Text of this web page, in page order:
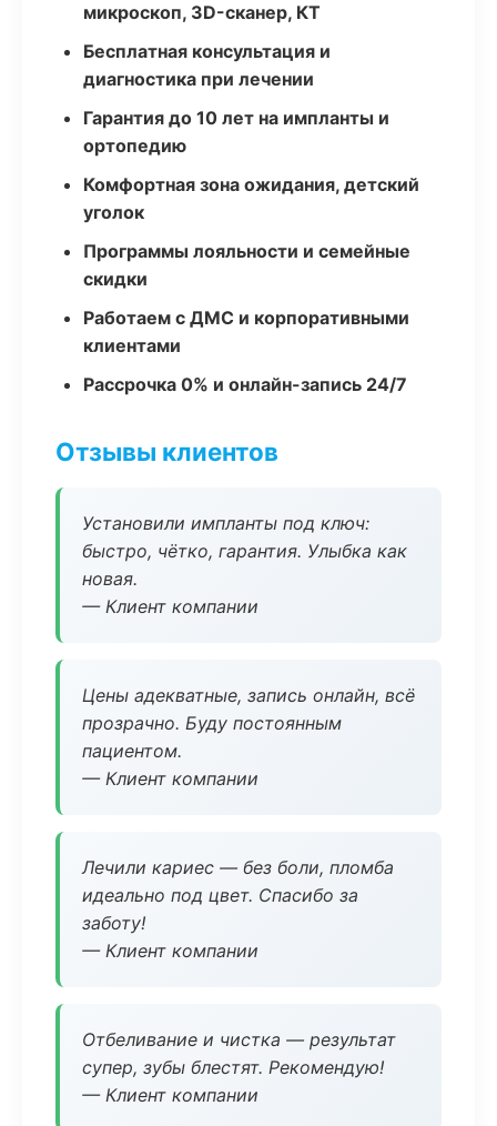
микроскоп, 3D-сканер, КТ
Бесплатная консультация и
диагностика при лечении
Гарантия до 10 лет на импланты и
ортопедию
Комфортная зона ожидания, детский
уголок
Программы лояльности и семейные
скидки
Работаем с ДМС и корпоративными
клиентами
Рассрочка 0% и онлайн-запись 24/7
Отзывы клиентов
Установили импланты под ключ:
быстро, чётко, гарантия. Улыбка как
новая.
— Клиент компании
Цены адекватные, запись онлайн, всё
прозрачно. Буду постоянным
пациентом.
— Клиент компании
Лечили кариес — без боли, пломба
идеально под цвет. Спасибо за
заботу!
— Клиент компании
Отбеливание и чистка — результат
супер, зубы блестят. Рекомендую!
— Клиент компании